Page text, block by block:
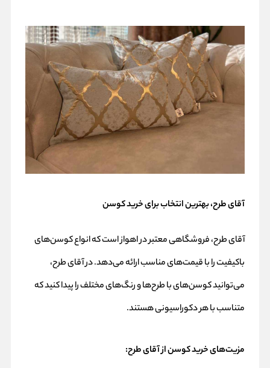
آقای طرح، بهترین انتخاب برای خرید کوسن
آقای طرح، فروشگاهی معتبر در اهواز است که انواع کوسن‌های
باکیفیت را با قیمت‌های مناسب ارائه می‌دهد. در آقای طرح،
می‌توانید کوسن‌های با طرح‌ها و رنگ‌های مختلف را پیدا کنید که
متناسب با هر دکوراسیونی هستند.
مزیت‌های خرید کوسن از آقای طرح: